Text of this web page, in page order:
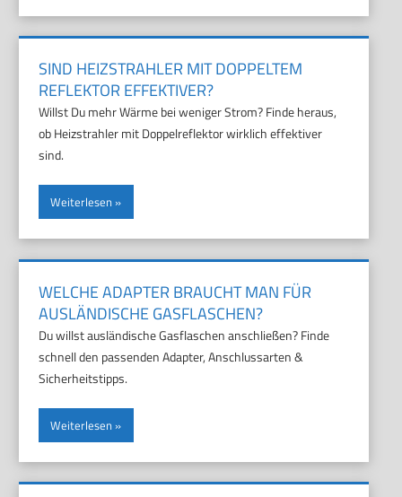
SIND HEIZSTRAHLER MIT DOPPELTEM
REFLEKTOR EFFEKTIVER?
Willst Du mehr Wärme bei weniger Strom? Finde heraus,
ob Heizstrahler mit Doppelreflektor wirklich effektiver
sind.
Weiterlesen
WELCHE ADAPTER BRAUCHT MAN FÜR
AUSLÄNDISCHE GASFLASCHEN?
Du willst ausländische Gasflaschen anschließen? Finde
schnell den passenden Adapter, Anschlussarten &
Sicherheitstipps.
Weiterlesen